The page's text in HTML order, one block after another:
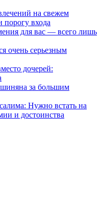
на свежем
порогу входа
для вас — всего лишь
очень серьезным
дочерей:
за большим
Нужно встать на
и достоинства